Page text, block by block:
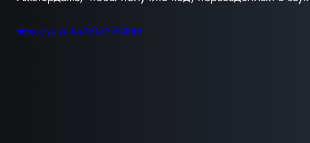
https://youtu.be/V0-ZYMGBibY